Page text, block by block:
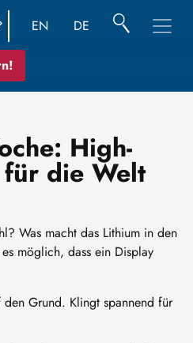
EN DE
High-
für die Welt
Was macht das Lithium in den
möglich, dass ein Display
Grund. Klingt spannend für